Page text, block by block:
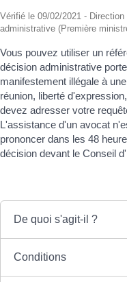
Vérifié le 09/02/2021 -
administrative (Première
Vous pouvez utiliser un
décision administrative
manifestement illégale à
réunion, liberté
devez adresser votre
L'assistance d'un avocat
prononcer dans les 48
décision devant le Conseil
De quoi s'agit-il ?
Conditions